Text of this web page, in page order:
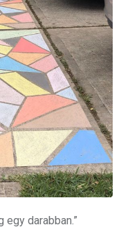
darabban.”